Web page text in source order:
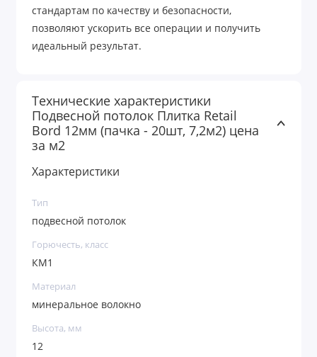
стандартам по качеству и безопасности,
позволяют ускорить все операции и получить
идеальный результат.
Технические характеристики
Подвесной потолок Плитка Retail
Bord 12мм (пачка - 20шт, 7,2м2) цена
за м2
Характеристики
Тип
подвесной потолок
Горючесть, класс
КМ1
Материал
минеральное волокно
Высота, мм
12